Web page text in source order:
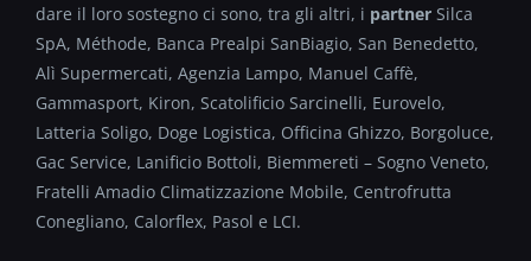
dare il loro sostegno ci sono, tra gli altri, i partner Silca
SpA, Méthode, Banca Prealpi SanBiagio, San Benedetto,
Alì Supermercati, Agenzia Lampo, Manuel Caffè,
Gammasport, Kiron, Scatolificio Sarcinelli, Eurovelo,
Latteria Soligo, Doge Logistica, Officina Ghizzo, Borgoluce,
Gac Service, Lanificio Bottoli, Biemmereti – Sogno Veneto,
Fratelli Amadio Climatizzazione Mobile, Centrofrutta
Conegliano, Calorflex, Pasol e LCI.